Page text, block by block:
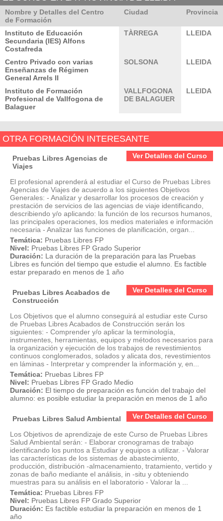
Nombre y Detalles del Centro
de Formación
Ciudad Provincia
Instituto de Educación
Secundaria (IES) Alfons
Costafreda
TÀRREGA LLEIDA
Centro Privado con varias
Enseñanzas de Régimen
General Arrels II
SOLSONA LLEIDA
Instituto de Formación
Profesional de Vallfogona de
Balaguer
VALLFOGONA
DE BALAGUER
LLEIDA
OTRA FORMACIÓN INTERESANTE
Ver Detalles del Curso
Pruebas Libres Agencias de
Viajes
El profesional aprenderá al estudiar el Curso de Pruebas Libres
Agencias de Viajes de acuerdo a los siguientes Objetivos
Generales: - Analizar y desarrollar los procesos de creación y
prestación de servicios de las agencias de viaje identificando,
describiendo y/o aplicando: la función de los recursos humanos,
las principales operaciones, los medios materiales e información
necesaria - Analizar las funciones de planificación, organ...
Temática: Pruebas Libres FP
Nivel: Pruebas Libres FP Grado Superior
Duración: La duración de la preparación para las Pruebas
Libres es función del tiempo que estudie el alumno. Es factible
estar preparado en menos de 1 año
Ver Detalles del Curso
Pruebas Libres Acabados de
Construcción
Los Objetivos que el alumno conseguirá al estudiar este Curso
de Pruebas Libres Acabados de Construcción serán los
siguientes: - Comprender y/o aplicar la terminología,
instrumentes, herramientas, equipos y métodos necesarios para
la organización y ejecución de los trabajos de revestimientos
continuos conglomerados, solados y alicata dos, revestimientos
en láminas - Interpretar y comprender la información y, en...
Temática: Pruebas Libres FP
Nivel: Pruebas Libres FP Grado Medio
Duración: El tiempo de preparación es función del trabajo del
alumno: es posible estudiar la preparación en menos de 1 año
Ver Detalles del Curso
Pruebas Libres Salud Ambiental
Los Objetivos de aprendizaje de este Curso de Pruebas Libres
Salud Ambiental serán: - Elaborar cronogramas de trabajo
identificando los puntos a Estudiar y equipos a utilizar. - Valorar
las características de los sistemas de abastecimiento,
producción, distribución -almacenamiento, tratamiento, vertido y
zonas de baño mediante el análisis, in -situ y obteniendo
muestras para su análisis en el laboratorio - Valorar la ...
Temática: Pruebas Libres FP
Nivel: Pruebas Libres FP Grado Superior
Duración: Es factible estudiar la preparación en menos de 1
año